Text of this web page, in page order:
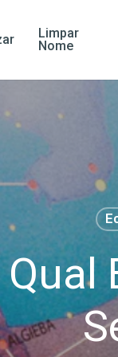
Limpar
Nome